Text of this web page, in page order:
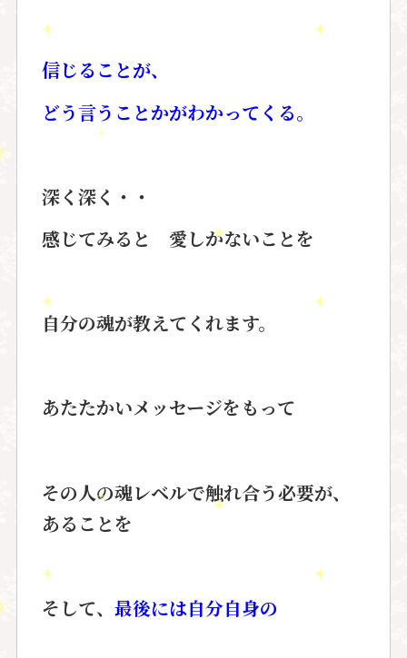
信じることが、
どう言うことかがわかってくる。
深く深く・・
感じてみると 愛しかないことを
自分の魂が教えてくれます。
あたたかいメッセージをもって
その人の魂レベルで触れ合う必要が、
あることを
そして、 最後には自分自身の